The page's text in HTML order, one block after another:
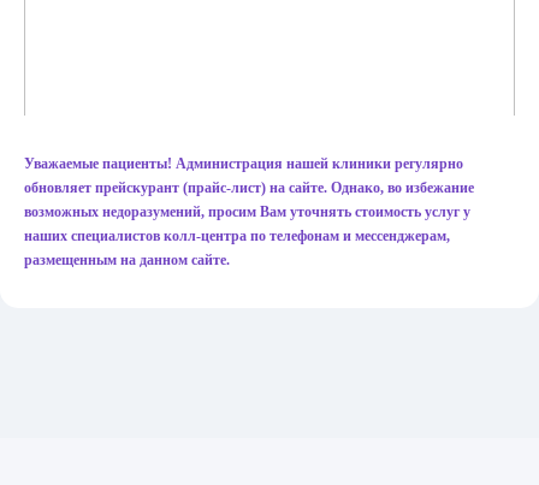
Кузнецов Алексей Геннадьевич
Уважаемые пациенты! Администрация нашей клиники регулярно
обновляет прейскурант (прайс-лист) на сайте. Однако, во избежание
возможных недоразумений, просим Вам уточнять стоимость услуг у
наших специалистов колл-центра по телефонам и мессенджерам,
размещенным на данном сайте.